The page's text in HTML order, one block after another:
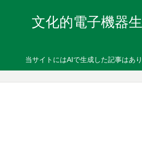
文化的電子機器
当サイトにはAIで生成した記事はあ